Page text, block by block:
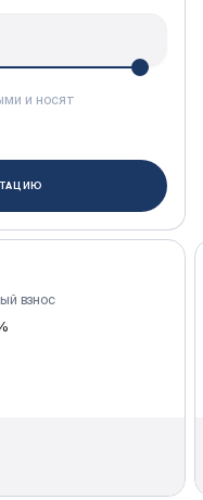
и носят
взнос